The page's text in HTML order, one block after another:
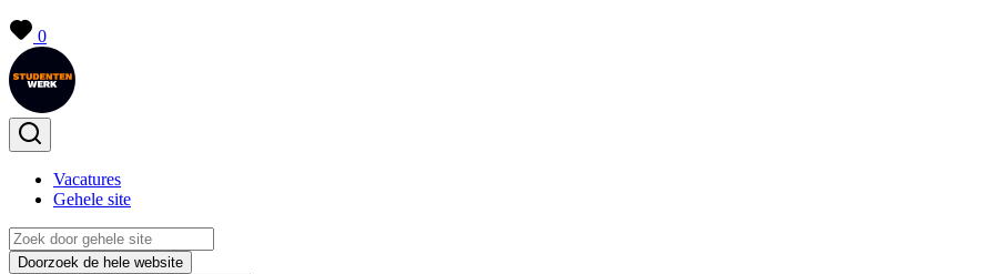
0
Vacatures
Gehele site